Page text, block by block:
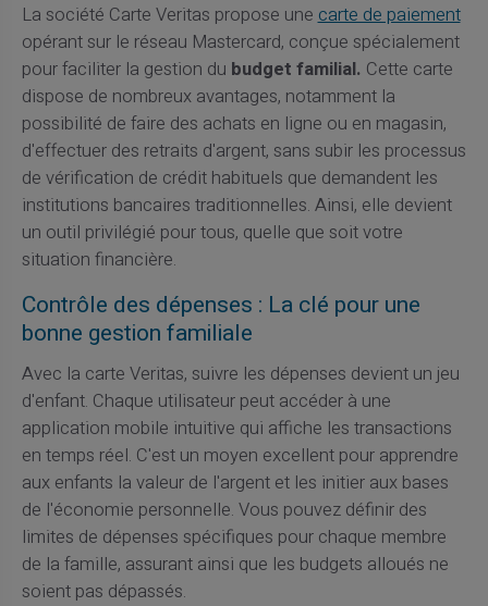
La société Carte Veritas propose unecarte de paiement
opérant sur le réseau Mastercard, conçue spécialement
pour faciliter la gestion du budget familial. Cette carte
dispose de nombreux avantages, notamment la
possibilité de faire des achats en ligne ou en magasin,
d'effectuer des retraits d'argent, sans subir les processus
de vérification de crédit habituels que demandent les
institutions bancaires traditionnelles. Ainsi, elle devient
un outil privilégié pour tous, quelle que soit votre
situation financière.
Contrôle des dépenses : La clé pour une
bonne gestion familiale
Avec la carte Veritas, suivre les dépenses devient un jeu
d'enfant. Chaque utilisateur peut accéder à une
application mobile intuitive qui affiche les transactions
en temps réel. C'est un moyen excellent pour apprendre
aux enfants la valeur de l'argent et les initier aux bases
de l'économie personnelle. Vous pouvez définir des
limites de dépenses spécifiques pour chaque membre
de la famille, assurant ainsi que les budgets alloués ne
soient pas dépassés.